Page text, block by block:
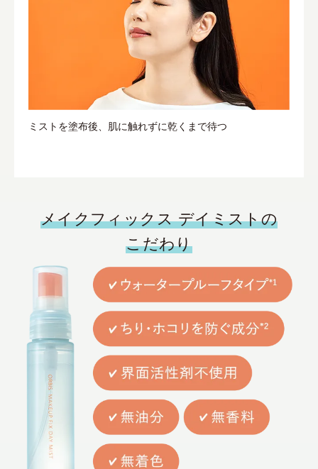
ミストを塗布後、肌に触れずに乾くまで待つ
メイクフィックス デイミストの
こだわり